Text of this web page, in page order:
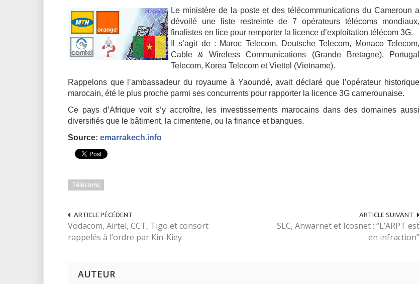
Le ministère de la poste et des télécommunications du Cameroun a
dévoilé une liste restreinte de 7 opérateurs télécoms mondiaux,
finalistes en lice pour remporter la licence d’exploitation télécom 3G.
Il s’agit de : Maroc Telecom, Deutsche Telecom, Monaco Telecom,
Cable & Wireless Communications (Grande Bretagne), Portugal
Telecom, Korea Telecom et Viettel (Vietname).
Rappelons que l’ambassadeur du royaume à Yaoundé, avait déclaré que l’opérateur historique
marocain, été le plus proche parmi ses concurrents pour rapporter la licence 3G camerounaise.
Ce pays d’Afrique voit s’y accroître, les investissements marocains dans des domaines aussi
diversifiés que le bâtiment, la cimenterie, ou la finance et banques.
Source: emarrakech.info
Télécoms
ARTICLE PÉCÉDENT
Vodacom, Airtel, CCT, Tigo et consort
rappelés à l’ordre par Kin-Kiey
ARTICLE SUIVANT
SLC, Anwarnet et Icosnet : “L’ARPT est
en infraction”
AUTEUR